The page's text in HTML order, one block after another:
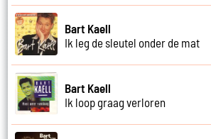
Bart Kaell
Ik leg de sleutel onder de mat
Bart Kaell
Ik loop graag verloren